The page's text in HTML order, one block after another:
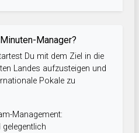
Manager?
Du mit dem Ziel in die
Landes aufzusteigen und
Pokale zu
Management: